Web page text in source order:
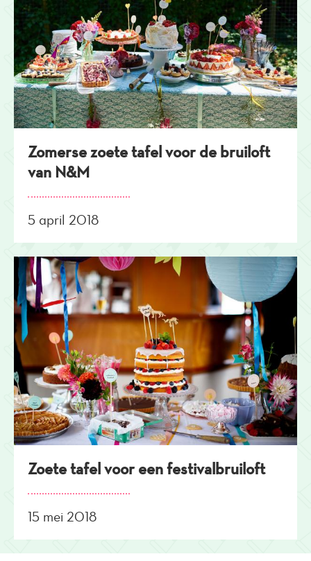
Zomerse zoete tafel voor de bruiloft
van N&M
5 april 2018
Zoete tafel voor een festivalbruiloft
15 mei 2018